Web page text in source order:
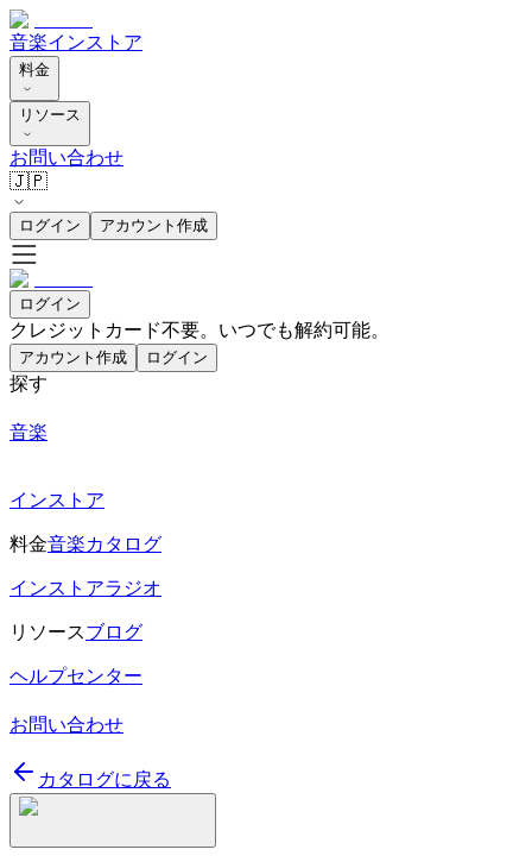
音楽インストア
料金
リソース
お問い合わせ
🇯🇵
ログイン アカウント作成
ログイン
クレジットカード不要。いつでも解約可能。
アカウント作成 ログイン
探す
音楽
インストア
料金音楽カタログ
インストアラジオ
リソースブログ
ヘルプセンター
お問い合わせ
カタログに戻る